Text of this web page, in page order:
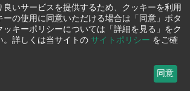
良いサービスを提供するため、クッキーを利用
ーの使用に同意いただける場合は「同意」ボタ
ッキーポリシーについては「詳細を見る」をク
。詳しくは当サイトの サイトポリシー をご確
同意